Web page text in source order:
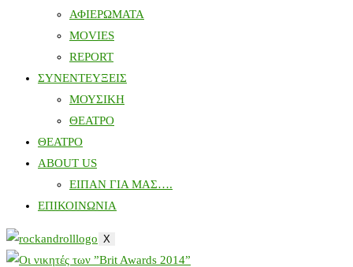
ΑΦΙΕΡΩΜΑΤΑ
MOVIES
REPORT
ΣΥΝΕΝΤΕΥΞΕΙΣ
ΜΟΥΣΙΚΗ
ΘΕΑΤΡΟ
ΘΕΑΤΡΟ
ABOUT US
ΕΙΠΑΝ ΓΙΑ ΜΑΣ….
ΕΠΙΚΟΙΝΩΝΙΑ
X